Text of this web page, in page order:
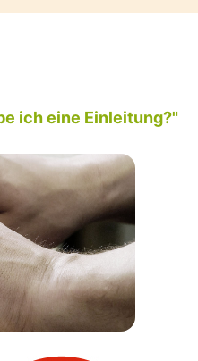
ich eine Einleitung?"